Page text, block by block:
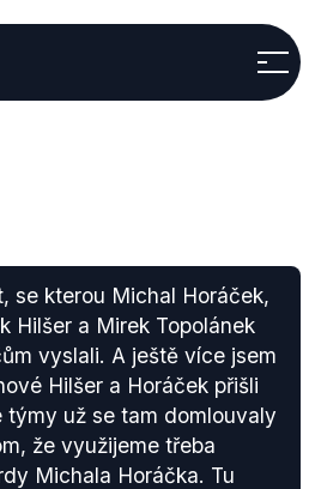
se kterou Michal Horáček,
Hilšer a Mirek Topolánek
vyslali. A ještě více jsem
Hilšer a Horáček přišli
týmy už se tam domlouvaly
že využijeme třeba
Michala Horáčka. Tu